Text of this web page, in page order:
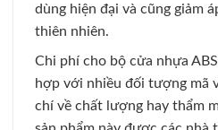
dùng hiện đại và cũng giảm
thiên nhiên.
Chi phí cho bộ cửa nhựa
hợp với nhiều đối tượng mã
chí về chất lượng hay thẩm